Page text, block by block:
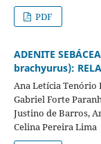
PDF
ADENITE
brachyurus):
Ana Letícia Tenório
Gabriel Forte
Justino de Barros,
Celina Pereira Lima